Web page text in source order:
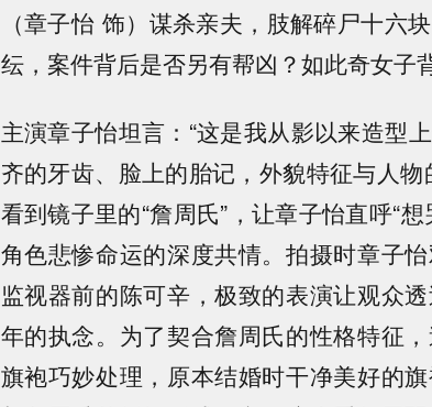
（章子怡 饰）谋杀亲夫，肢解碎尸十六
纭，案件背后是否另有帮凶？如此奇女子
主演章子怡坦言：“这是我从影以来造型
齐的牙齿、脸上的胎记，外貌特征与人物
看到镜子里的“詹周氏”，让章子怡直呼“
角色悲惨命运的深度共情。拍摄时章子
监视器前的陈可辛，极致的表演让观众
年的执念。为了契合詹周氏的性格特征
旗袍巧妙处理，原本结婚时干净美好的